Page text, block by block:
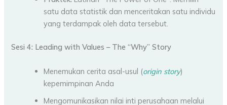
satu data statistik dan menceritakan satu individu
yang terdampak oleh data tersebut.
Sesi 4: Leading with Values – The “Why” Story
Menemukan cerita asal-usul (origin story)
kepemimpinan Anda
Mengomunikasikan nilai inti perusahaan melalui